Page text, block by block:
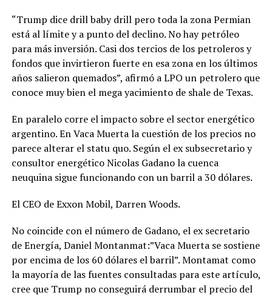
“Trump dice drill baby drill pero toda la zona Permian
está al límite y a punto del declino. No hay petróleo
para más inversión. Casi dos tercios de los petroleros y
fondos que invirtieron fuerte en esa zona en los últimos
años salieron quemados”, afirmó a LPO un petrolero que
conoce muy bien el mega yacimiento de shale de Texas.
En paralelo corre el impacto sobre el sector energético
argentino. En Vaca Muerta la cuestión de los precios no
parece alterar el statu quo. Según el ex subsecretario y
consultor energético Nicolas Gadano la cuenca
neuquina sigue funcionando con un barril a 30 dólares.
El CEO de Exxon Mobil, Darren Woods.
No coincide con el número de Gadano, el ex secretario
de Energía, Daniel Montanmat:”Vaca Muerta se sostiene
por encima de los 60 dólares el barril”. Montamat como
la mayoría de las fuentes consultadas para este artículo,
cree que Trump no conseguirá derrumbar el precio del